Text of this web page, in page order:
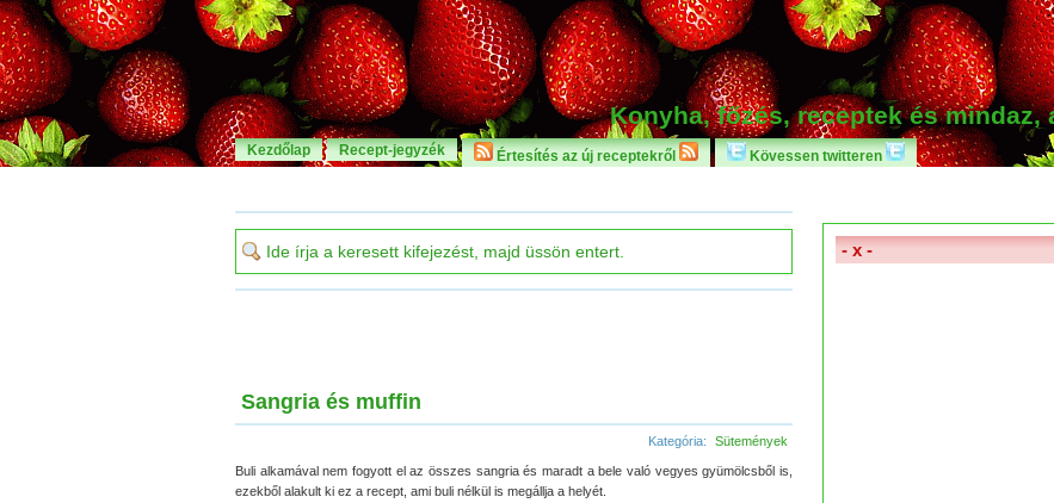
Konyha, főzés, receptek és
Kezdőlap Recept-jegyzék Értesítés az új receptekről Kövessen twitteren
Sangria és muffin
Kategória: Sütemények
Buli alkamával nem fogyott el az összes sangria és maradt a bele való vegyes gyümölcsből is,
ezekből alakult ki ez a recept, ami buli nélkül is megállja a helyét.
- x -